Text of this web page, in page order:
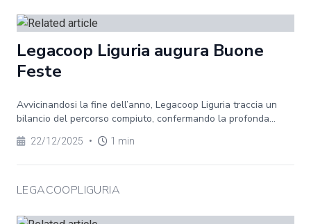
Legacoop Liguria augura Buone
Feste
Avvicinandosi la fine dell’anno, Legacoop Liguria traccia un
bilancio del percorso compiuto, confermando la profonda...
22/12/2025 • 1 min
LEGACOOPLIGURIA